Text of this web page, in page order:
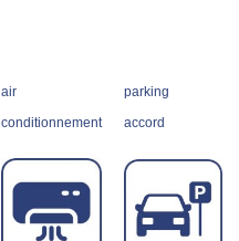
air
conditionnement
parking
accord